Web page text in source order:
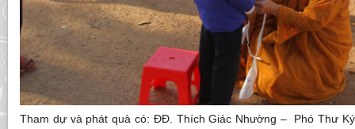
Tham dự và phát quà có: ĐĐ. Thích Giác Nhường – Phó Thư